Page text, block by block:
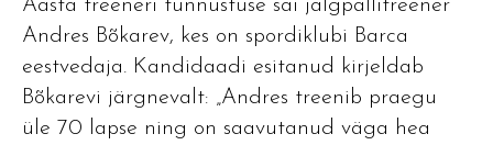
Aasta treeneri tunnustuse sai jalgpallitreener
Andres Bõkarev, kes on spordiklubi Barca
eestvedaja. Kandidaadi esitanud kirjeldab
Bõkarevi järgnevalt: „Andres treenib praegu
üle 70 lapse ning on saavutanud väga hea